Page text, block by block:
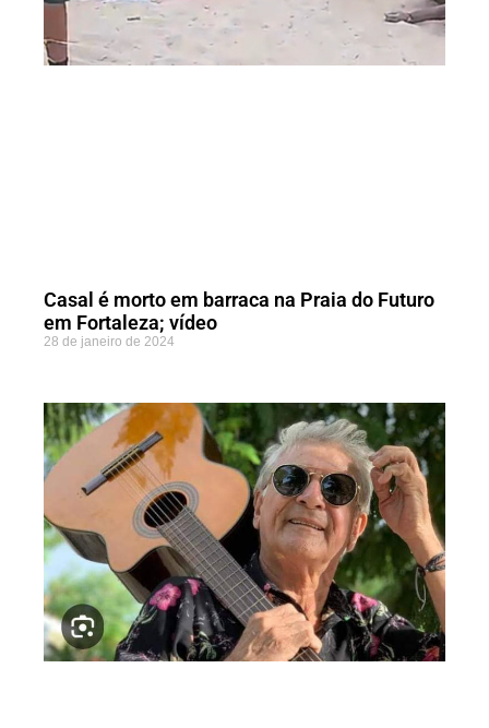
Casal é morto em barraca na Praia do Futuro
em Fortaleza; vídeo
28 de janeiro de 2024